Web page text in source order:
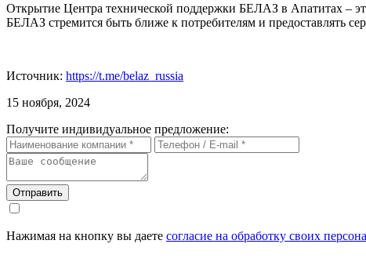
Открытие Центра технической поддержки БЕЛАЗ в Апатитах –
БЕЛАЗ стремится быть ближе к потребителям и предоставлять
Источник: https://t.me/belaz_russia
15 ноября, 2024
Получите индивидуальное предложение:
Отправить
Нажимая на кнопку вы даете согласие на обработку своих